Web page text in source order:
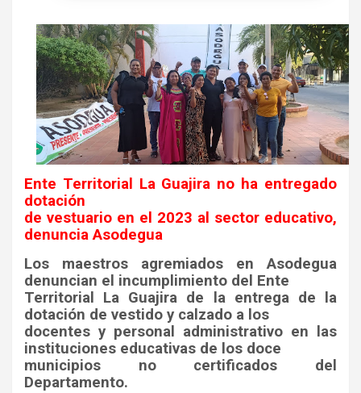
Ente Territorial La Guajira no ha entregado
dotación
de vestuario en el 2023 al sector educativo,
denuncia Asodegua
Los maestros agremiados en Asodegua
denuncian el incumplimiento del Ente
Territorial La Guajira de la entrega de la
dotación de vestido y calzado a los
docentes y personal administrativo en las
instituciones educativas de los doce
municipios no certificados del
Departamento.